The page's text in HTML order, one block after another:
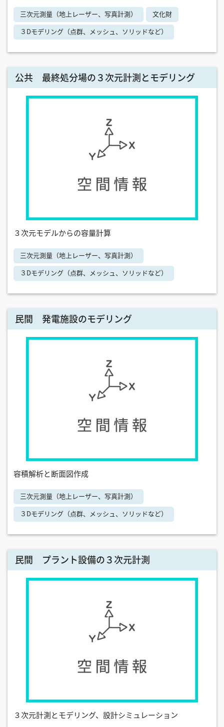
三次元測量（地上レーザー、写真計測） 文化財
３Dモデリング（点群、メッシュ、ソリッドなど）
公共 最終処分場の３次元計測とモデリング
３次元モデルからの容量計算
三次元測量（地上レーザー、写真計測）
３Dモデリング（点群、メッシュ、ソリッドなど）
民間 発電施設のモデリング
容積解析と断面図作成
三次元測量（地上レーザー、写真計測）
３Dモデリング（点群、メッシュ、ソリッドなど）
民間 プラント設備の３次元計測
３次元計測とモデリング、設計シミュレーション